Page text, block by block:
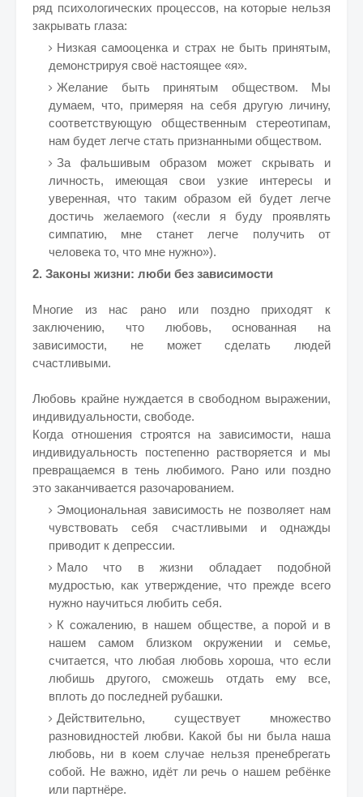
ряд психологических процессов, на которые нельзя
закрывать глаза:
Низкая самооценка и страх не быть принятым,
демонстрируя своё настоящее «я».
Желание быть принятым обществом. Мы
думаем, что, примеряя на себя другую личину,
соответствующую общественным стереотипам,
нам будет легче стать признанными обществом.
За фальшивым образом может скрывать и
личность, имеющая свои узкие интересы и
уверенная, что таким образом ей будет легче
достичь желаемого («если я буду проявлять
симпатию, мне станет легче получить от
человека то, что мне нужно»).
2. Законы жизни: люби без зависимости
Многие из нас рано или поздно приходят к
заключению, что любовь, основанная на
зависимости, не может сделать людей
счастливыми.
Любовь крайне нуждается в свободном выражении,
индивидуальности, свободе.
Когда отношения строятся на зависимости, наша
индивидуальность постепенно растворяется и мы
превращаемся в тень любимого. Рано или поздно
это заканчивается разочарованием.
Эмоциональная зависимость не позволяет нам
чувствовать себя счастливыми и однажды
приводит к депрессии.
Мало что в жизни обладает подобной
мудростью, как утверждение, что прежде всего
нужно научиться любить себя.
К сожалению, в нашем обществе, а порой и в
нашем самом близком окружении и семье,
считается, что любая любовь хороша, что если
любишь другого, сможешь отдать ему все,
вплоть до последней рубашки.
Действительно, существует множество
разновидностей любви. Какой бы ни была наша
любовь, ни в коем случае нельзя пренебрегать
собой. Не важно, идёт ли речь о нашем ребёнке
или партнёре.